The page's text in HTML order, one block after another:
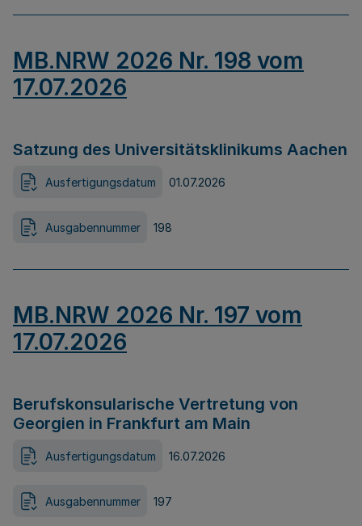
MB.NRW 2026 Nr. 198 vom
17.07.2026
Satzung des Universitätsklinikums Aachen
Ausfertigungsdatum 01.07.2026
Ausgabennummer 198
MB.NRW 2026 Nr. 197 vom
17.07.2026
Berufskonsularische Vertretung von
Georgien in Frankfurt am Main
Ausfertigungsdatum 16.07.2026
Ausgabennummer 197